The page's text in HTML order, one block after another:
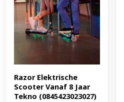
Razor Elektrische
Scooter Vanaf 8 Jaar
Tekno (0845423023027)